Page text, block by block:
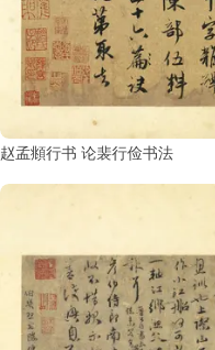
赵孟頫行书 论裴行俭书法